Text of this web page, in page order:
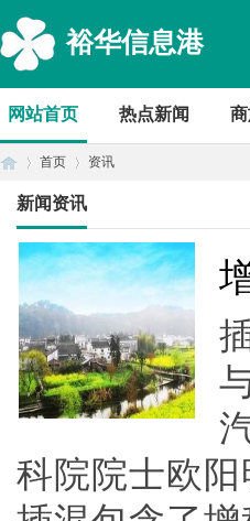
裕华信息港
网站首页 热点新闻
›
首页
›
资讯
新闻资讯
科院院士欧